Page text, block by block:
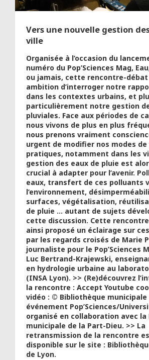
Vers une nouvelle gestion
ville
Organisée à l’occasion du
numéro du Pop’Sciences Mag,
ou jamais, cette rencontre-débat
ambition d’interroger notre
dans les contextes urbains, et
particulièrement notre gestion
pluviales. Face aux périodes de
nous vivons de plus en plus
nous prenons vraiment
urgent de modifier nos modes
pratiques, notamment dans les
gestion des eaux de pluie est
crucial à adapter pour l’avenir.
eaux, transfert de ces polluants
l’environnement,
surfaces, végétalisation,
de pluie … autant de sujets
cette discussion. Cette
ainsi proposé un éclairage sur
par les regards croisés de Marie
journaliste pour le Pop’Sciences
Luc Bertrand-Krajewski,
en hydrologie urbaine au
(INSA Lyon). >> (Re)découvrez
la rencontre : Accept Youtube
vidéo : © Bibliothèque municipale
événement Pop’Sciences/
organisé en collaboration avec la
municipale de la Part-Dieu. >> La
retransmission de la rencontre
disponible sur le site :
de Lyon.